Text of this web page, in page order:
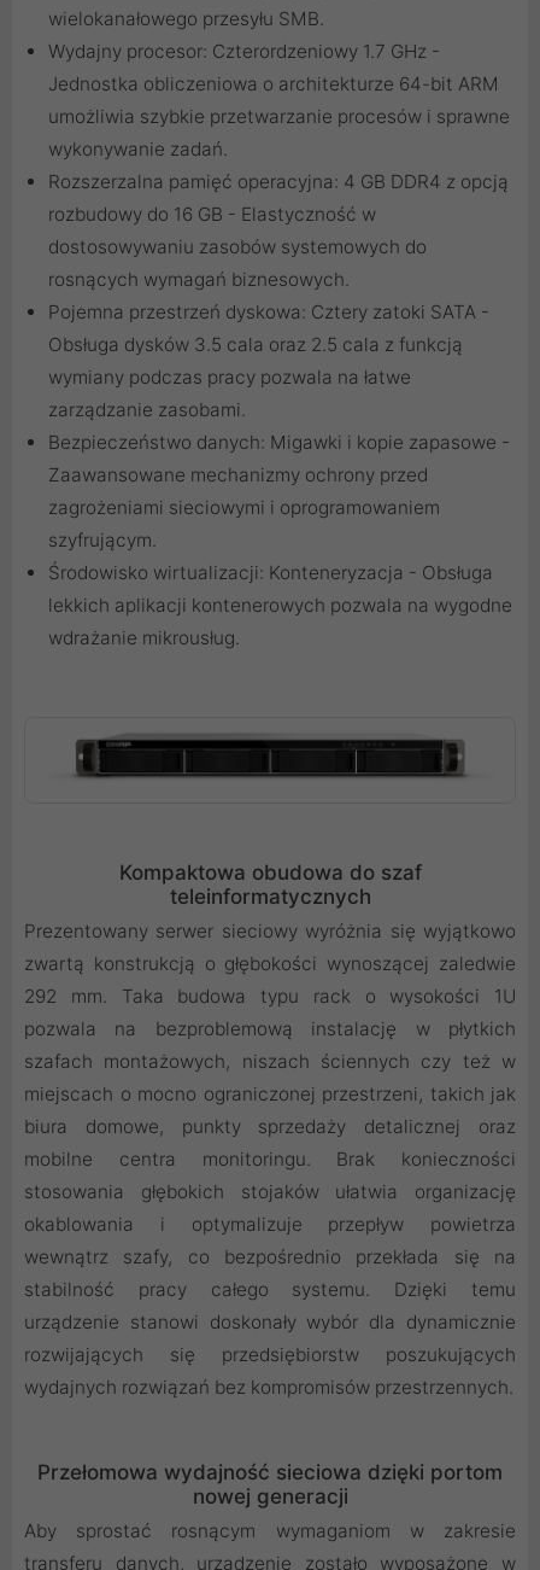
wielokanałowego przesyłu SMB.
Wydajny procesor: Czterordzeniowy 1.7 GHz -
Jednostka obliczeniowa o architekturze 64-bit ARM
umożliwia szybkie przetwarzanie procesów i sprawne
wykonywanie zadań.
Rozszerzalna pamięć operacyjna: 4 GB DDR4 z opcją
rozbudowy do 16 GB - Elastyczność w
dostosowywaniu zasobów systemowych do
rosnących wymagań biznesowych.
Pojemna przestrzeń dyskowa: Cztery zatoki SATA -
Obsługa dysków 3.5 cala oraz 2.5 cala z funkcją
wymiany podczas pracy pozwala na łatwe
zarządzanie zasobami.
Bezpieczeństwo danych: Migawki i kopie zapasowe -
Zaawansowane mechanizmy ochrony przed
zagrożeniami sieciowymi i oprogramowaniem
szyfrującym.
Środowisko wirtualizacji: Konteneryzacja - Obsługa
lekkich aplikacji kontenerowych pozwala na wygodne
wdrażanie mikrousług.
Kompaktowa obudowa do szaf
teleinformatycznych
Prezentowany serwer sieciowy wyróżnia się wyjątkowo
zwartą konstrukcją o głębokości wynoszącej zaledwie
292 mm. Taka budowa typu rack o wysokości 1U
pozwala na bezproblemową instalację w płytkich
szafach montażowych, niszach ściennych czy też w
miejscach o mocno ograniczonej przestrzeni, takich jak
biura domowe, punkty sprzedaży detalicznej oraz
mobilne centra monitoringu. Brak konieczności
stosowania głębokich stojaków ułatwia organizację
okablowania i optymalizuje przepływ powietrza
wewnątrz szafy, co bezpośrednio przekłada się na
stabilność pracy całego systemu. Dzięki temu
urządzenie stanowi doskonały wybór dla dynamicznie
rozwijających się przedsiębiorstw poszukujących
wydajnych rozwiązań bez kompromisów przestrzennych.
Przełomowa wydajność sieciowa dzięki portom
nowej generacji
Aby sprostać rosnącym wymaganiom w zakresie
transferu danych, urządzenie zostało wyposażone w